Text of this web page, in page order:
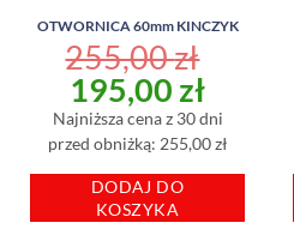
OTWORNICA 60mm KINCZYK
255,00zł
Pierwotna
cena
wynosiła:
255,00 zł.
195,00 zł
cena
Najniższa cena z 30 dni
przed obniżką: 255,00 zł
DODAJ DO
KOSZYKA